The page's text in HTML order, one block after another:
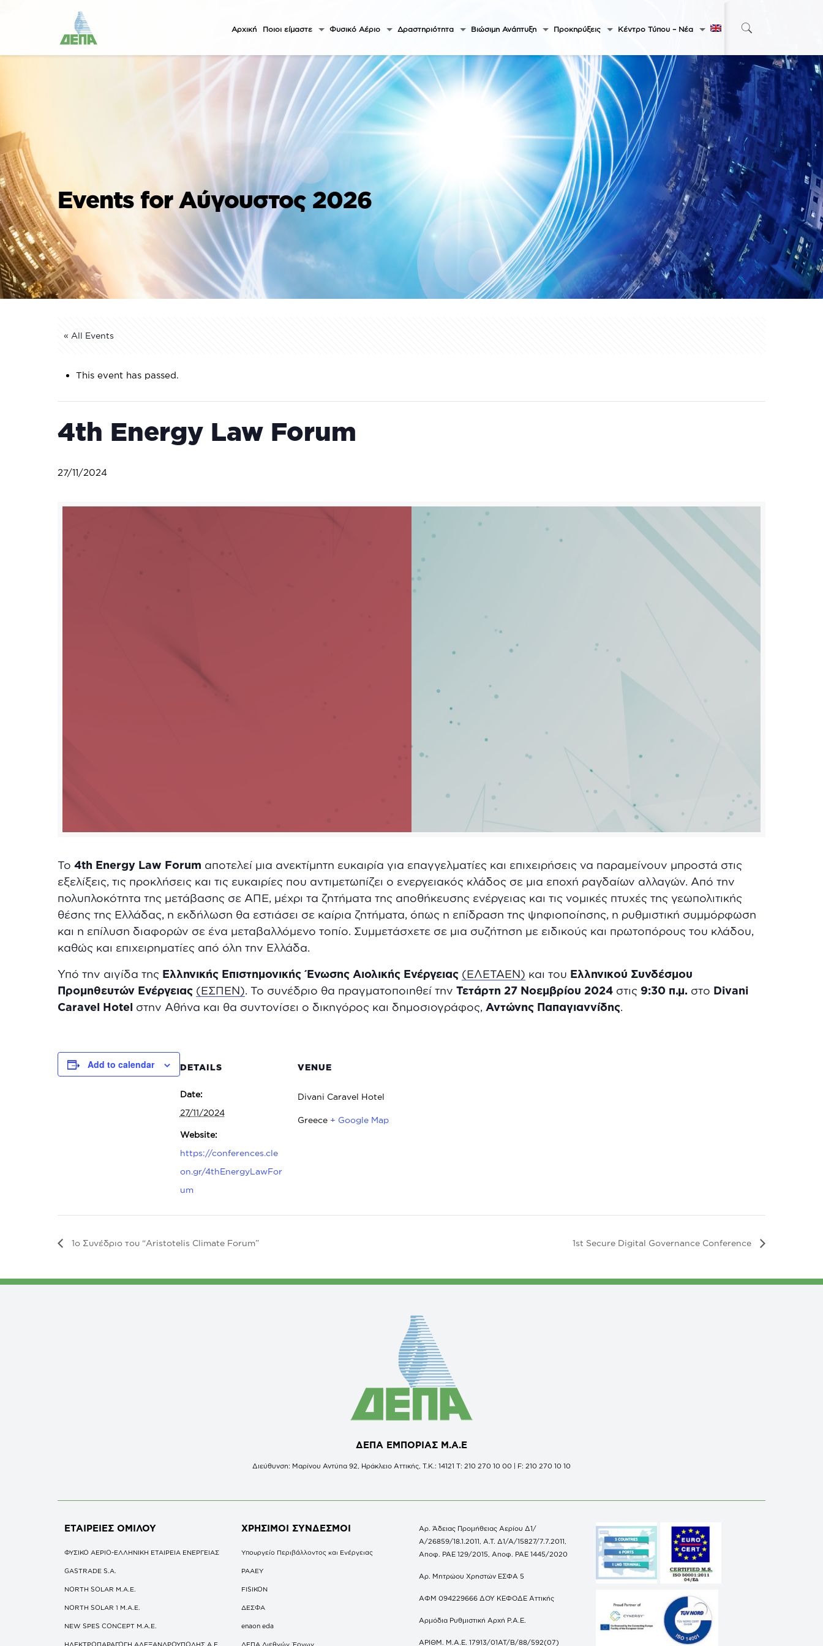
Αρχική Ποιοι είμαστε Φυσικό Αέριο Δραστηριότητα Βιώσιμη Ανάπτυξη Προκηρύξεις Κέντρο Τύπου – Νέα
Events for Αύγουστος 2026
« All Events
This event has passed.
4th Energy Law Forum
27/11/2024
Το 4th Energy Law Forum αποτελεί μια ανεκτίμητη ευκαιρία για επαγγελματίες και επιχειρήσεις να παραμείνουν μπροστά στις
εξελίξεις, τις προκλήσεις και τις ευκαιρίες που αντιμετωπίζει ο ενεργειακός κλάδος σε μια εποχή ραγδαίων αλλαγών. Aπό την
πολυπλοκότητα της μετάβασης σε ΑΠΕ, μέχρι τα ζητήματα της αποθήκευσης ενέργειας και τις νομικές πτυχές της γεωπολιτικής
θέσης της Ελλάδας, η εκδήλωση θα εστιάσει σε καίρια ζητήματα, όπως η επίδραση της ψηφιοποίησης, η ρυθμιστική συμμόρφωση
και η επίλυση διαφορών σε ένα μεταβαλλόμενο τοπίο. Συμμετάσχετε σε μια συζήτηση με ειδικούς και πρωτοπόρους του κλάδου,
καθώς και επιχειρηματίες από όλη την Ελλάδα.
Υπό την αιγίδα της Ελληνικής Επιστημονικής Ένωσης Αιολικής Ενέργειας (ΕΛΕΤΑΕΝ) και του Ελληνικού Συνδέσμου
Προμηθευτών Ενέργειας (ΕΣΠΕΝ). Το συνέδριο θα πραγματοποιηθεί την Τετάρτη 27 Νοεμβρίου 2024 στις9:30 π.μ. στο Divani
Caravel Hotel στην Αθήνα και θα συντονίσει ο δικηγόρος και δημοσιογράφος, Αντώνης Παπαγιαννίδης.
Add to calendar DETAILS
Date:
27/11/2024
Website:
https://conferences.cle
on.gr/4thEnergyLawFor
um
VENUE
Divani Caravel Hotel
Greece + Google Map
1ο Συνέδριο του “Aristotelis Climate Forum” 1st Secure Digital Governance Conference
ΔΕΠΑ ΕΜΠΟΡΙΑΣ Μ.Α.Ε
Διεύθυνση: Μαρίνου Αντύπα 92, Ηράκλειο Αττικής, Τ.Κ.: 14121 Τ: 210 270 10 00 | F: 210 270 10 10
ΕΤΑΙΡΕΙΕΣΟΜΙΛΟΥ
ΦΥΣΙΚΟ ΑΕΡΙΟ-ΕΛΛΗΝΙΚΗ ΕΤΑΙΡΕΙΑ ΕΝΕΡΓΕΙΑΣ
GASTRADE S.A.
NORTH SOLAR M.Α.Ε.
NORTH SOLAR 1 M.Α.Ε.
NEW SPES CONCEPT Μ.Α.Ε.
ΗΛΕΚΤΡΟΠΑΡΑΓΩΓΗ ΑΛΕΞΑΝΔΡΟΥΠΟΛΗΣ A.E
ΧΡΗΣΙΜΟΙ ΣΥΝΔΕΣΜΟΙ
Υπουργείο Περιβάλλοντος και Ενέργειας
ΡΑΑΕΥ
FISIKON
ΔΕΣΦΑ
enaon eda
ΔΕΠΑ Διεθνών Έργων
Αρ. Άδειας Προμήθειας Αερίου Δ1/
Α/26859/18.1.2011, Α.Τ. Δ1/Α/15827/7.7.2011,
Αποφ. ΡΑΕ 129/2015, Αποφ. ΡΑΕ 1445/2020
Αρ. Μητρώου Χρηστών ΕΣΦΑ 5
ΑΦΜ 094229666 ΔΟΥ ΚΕΦΟΔΕ Αττικής
Αρμόδια Ρυθμιστική Αρχή Ρ.Α.Ε.
ΑΡΙΘΜ. Μ.Α.Ε. 17913/01ΑΤ/Β/88/592(07)